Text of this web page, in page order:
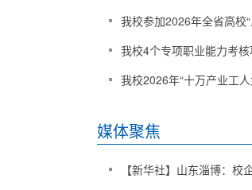
我校参加2026年全省高校
我校4个专项职业能力考
我校2026年“十万产业工
媒体聚焦
【新华社】山东淄博：